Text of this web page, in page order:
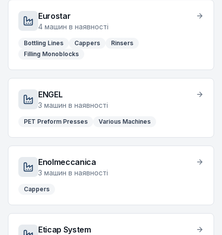
Eurostar
4 машин в наявності
Bottling Lines Cappers
Rinsers
Filling Monoblocks
ENGEL
3 машин в наявності
PET Preform Presses Various Machines
Enolmeccanica
3 машин в наявності
Cappers
Eticap System